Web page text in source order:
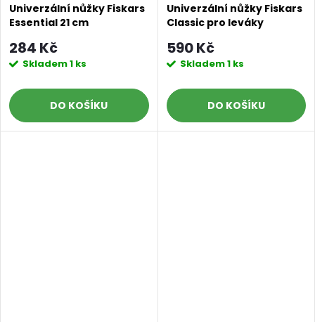
Univerzální nůžky Fiskars
Essential 21 cm
284 Kč
Skladem1 ks
DO KOŠÍKU
Univerzální nůžky Fiskars
Classic pro leváky
590 Kč
Skladem1 ks
DO KOŠÍKU